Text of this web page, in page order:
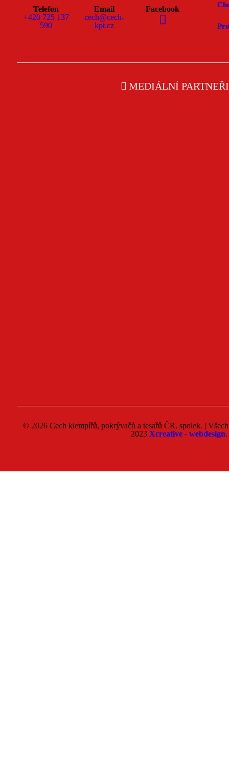
Telefon
+420 725 137
590
Email
cech@cech-
kpt.cz
Facebook
MEDIÁLNÍ PARTNEŘI
© 2026 Cech klempířů, pokrývačů a tesařů ČR, spolek. |
2023 Xcreative - webdesign.